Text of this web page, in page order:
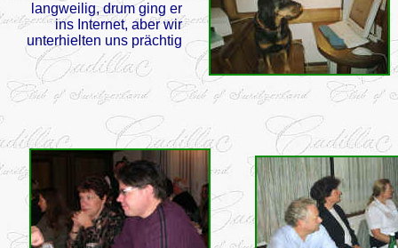
langweilig, drum ging er
ins Internet, aber wir
unterhielten uns prächtig